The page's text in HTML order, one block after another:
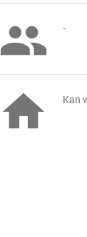
 -
 Kan